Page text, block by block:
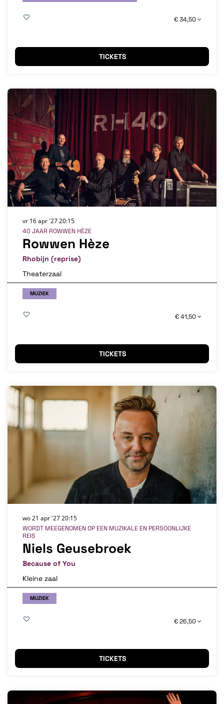
€ 34,50
TICKETS
Rowwen Hèze
Rhobijn (reprise)
40 JAAR ROWWEN HÈZE
vr 16 apr '2720:15
Theaterzaal
MUZIEK
€ 41,50
TICKETS
Niels Geusebroek
Because of You
WORDT MEEGENOMEN OP EEN MUZIKALE EN PERSOONLIJKE
REIS
wo 21 apr '2720:15
Kleine zaal
MUZIEK
€ 26,50
TICKETS